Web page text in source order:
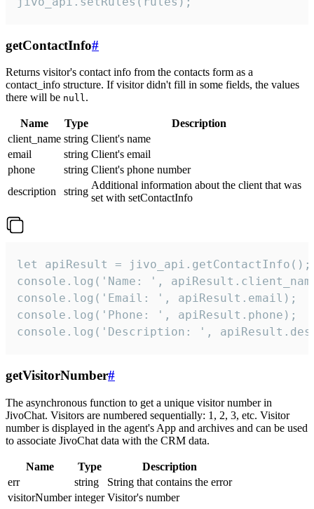
getContactInfo#
Returns visitor's contact info from the contacts form as a
contact_info structure. If visitor didn't fill in some fields, the values
there will be null.
Name Type
Description
client_name string Client's name
email
string Client's email
phone
string Client's phone number
description
string
Additional information about the client that was
set with setContactInfo
let apiResult = jivo_api.getContactInfo();
console.log('Name: ',
console.log('Email: ', apiResult.email);
console.log('Phone: ', apiResult.phone);
console.log('Description: ',
getVisitorNumber#
The asynchronous function to get a unique visitor number in
JivoChat. Visitors are numbered sequentially: 1, 2, 3, etc. Visitor
number is displayed in the agent's App and archives and can be used
to associate JivoChat data with the CRM data.
Name Type
Description
err
string
String that contains the error
visitorNumber integer Visitor's number